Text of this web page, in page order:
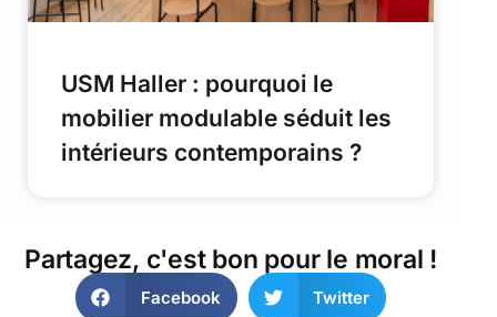
USM Haller : pourquoi le
mobilier modulable séduit les
intérieurs contemporains ?
Partagez, c'est bon pour le moral !
Facebook Twitter